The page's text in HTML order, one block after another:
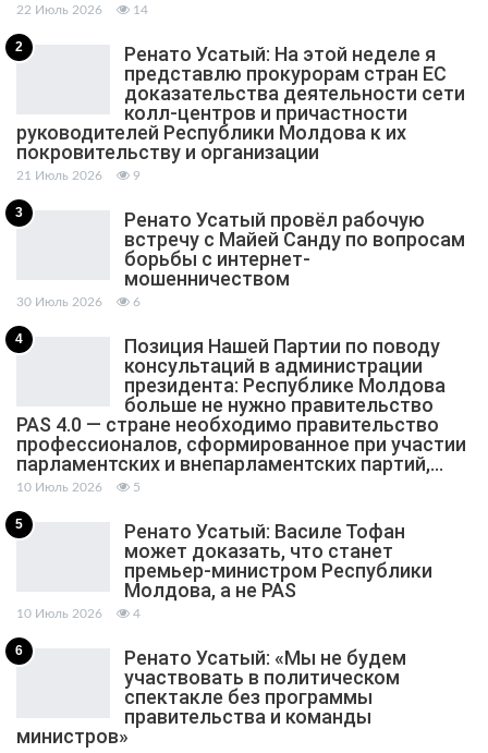
22 Июль 2026 14
2
Ренато Усатый: На этой неделе я
представлю прокурорам стран ЕС
доказательства деятельности сети
колл-центров и причастности
руководителей Республики Молдова к их
покровительству и организации
21 Июль 2026 9
3
Ренато Усатый провёл рабочую
встречу с Майей Санду по вопросам
борьбы с интернет-
мошенничеством
30 Июль 2026 6
4
Позиция Нашей Партии по поводу
консультаций в администрации
президента: Республике Молдова
больше не нужно правительство
PAS 4.0 — стране необходимо правительство
профессионалов, сформированное при участии
парламентских и внепарламентских партий,…
10 Июль 2026 5
5
Ренато Усатый: Василе Тофан
может доказать, что станет
премьер-министром Республики
Молдова, а не PAS
10 Июль 2026 4
6
Ренато Усатый: «Мы не будем
участвовать в политическом
спектакле без программы
правительства и команды
министров»